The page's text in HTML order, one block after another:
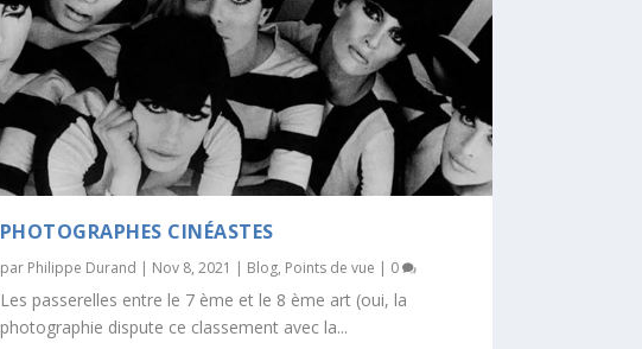
PHOTOGRAPHES CINÉASTES
par Philippe Durand | Nov 8, 2021 | Blog, Points de vue | 0
Les passerelles entre le 7 ème et le 8 ème art (oui, la
photographie dispute ce classement avec la...